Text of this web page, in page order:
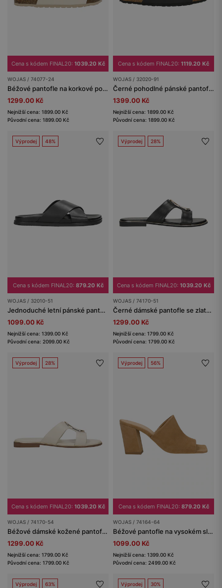
Cena s kódem FINAL20: 1039.20 Kč
WOJAS / 74077-24
Béžové pantofle na korkové podrážce
1299.00 Kč
Nejnižší cena: 1899.00 Kč
Původní cena: 1899.00 Kč
Cena s kódem FINAL20: 1119.20 Kč
WOJAS / 32020-91
Černé pohodlné pánské pantofle na korkové podrážce
1399.00 Kč
Nejnižší cena: 1899.00 Kč
Původní cena: 1899.00 Kč
Výprodej 48%
Cena s kódem FINAL20: 879.20 Kč
WOJAS / 32010-51
Jednoduché letní pánské pantofle z černé kůže
1099.00 Kč
Nejnižší cena: 1399.00 Kč
Původní cena: 2099.00 Kč
Výprodej 28%
Cena s kódem FINAL20: 1039.20 Kč
WOJAS / 74170-51
Černé dámské pantofle se zlatou ozdobou
1299.00 Kč
Nejnižší cena: 1799.00 Kč
Původní cena: 1799.00 Kč
Výprodej 28%
Cena s kódem FINAL20: 1039.20 Kč
WOJAS / 74170-54
Béžové dámské kožené pantofle s kovovou ozdobou
1299.00 Kč
Nejnižší cena: 1799.00 Kč
Původní cena: 1799.00 Kč
Výprodej 56%
Cena s kódem FINAL20: 879.20 Kč
WOJAS / 74164-64
Béžové pantofle na vysokém sloupkovém podpatku
1099.00 Kč
Nejnižší cena: 1399.00 Kč
Původní cena: 2499.00 Kč
Výprodej 63% Výprodej 30%